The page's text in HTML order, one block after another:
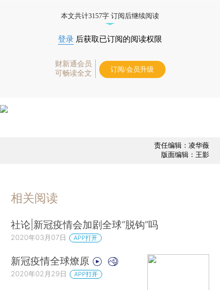
本文共计3157字 订阅后继续阅读
登录 后获取已订阅的阅读权限
财新通会员
可畅读全文
订阅/会员升级
责任编辑：凌华薇
版面编辑：王影
相关阅读
社论|新冠疫情会加剧全球“脱钩”吗
2020年03月07日 APP打开
新冠疫情全球燎原
2020年02月29日 APP打开